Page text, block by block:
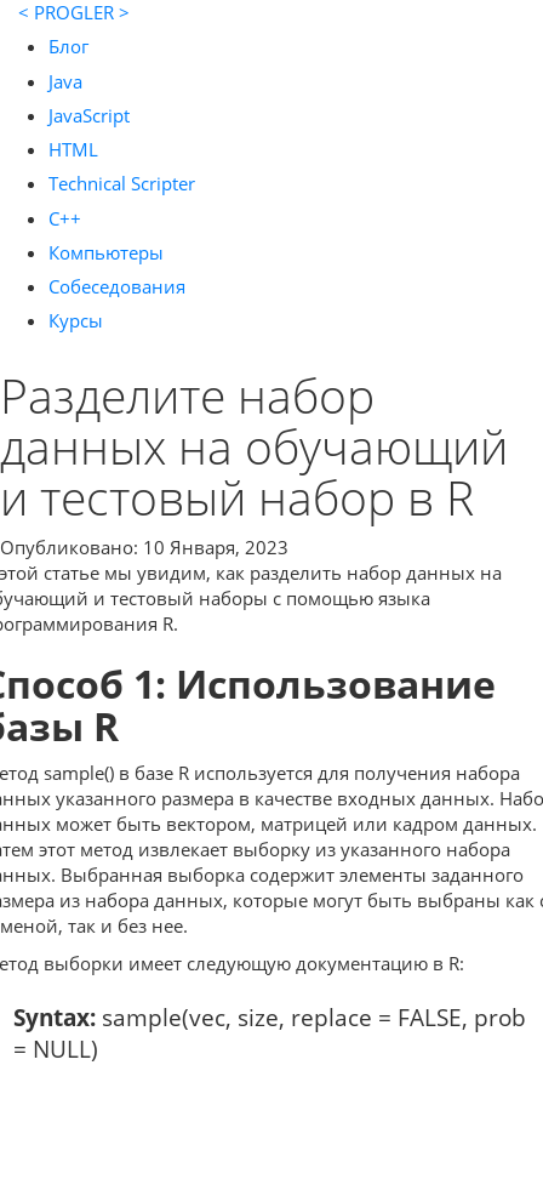
< PROGLER >
Блог
Java
JavaScript
HTML
Technical Scripter
C++
Компьютеры
Собеседования
Курсы
Разделите набор
данных на обучающий
и тестовый набор в R
Опубликовано: 10 Января, 2023
статье мы увидим, как разделить набор данных на
и тестовый наборы с помощью языка
R.
1: Использование
R
sample() в базе R используется для получения набора
указанного размера в качестве входных данных.
может быть вектором, матрицей или кадром данных.
этот метод извлекает выборку из указанного набора
Выбранная выборка содержит элементы заданного
из набора данных, которые могут быть выбраны как
так и без нее.
выборки имеет следующую документацию в R:
Syntax: sample(vec, size, replace = FALSE, prob
= NULL)